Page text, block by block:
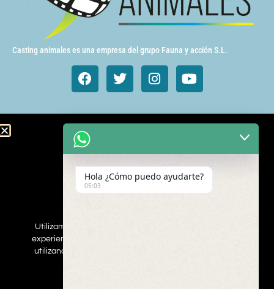
Casting animales es una empresa del grupo Fauna y acción S.L.
Animales de cine y TV
Gatos
Mamímeros Exóticos
Hola ¿Cómo puedo ayudarte?
05:03
Utilizamos cookies para asegurar que damos la mejor
experiencia al usuario en nuestro sitio web. Si continúa
utilizando este sitio asumiremos que está de acuerdo.